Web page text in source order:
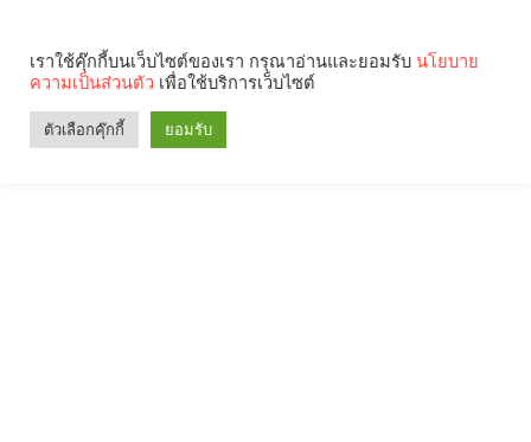
เราใช้คุ๊กกี้บนเว็บไซต์ของเรา กรุณาอ่านและยอมรับ นโยบาย
ความเป็นส่วนตัว เพื่อใช้บริการเว็บไซต์
ตัวเลือกคุ๊กกี้ ยอมรับ